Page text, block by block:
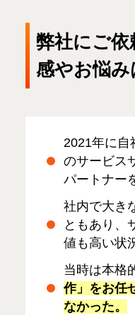
弊社にご
感やお悩み
2021年に自
のサービス
パートナー
社内で大き
ともあり、
値も高い状
当時は本格
作」をお任
なかった。